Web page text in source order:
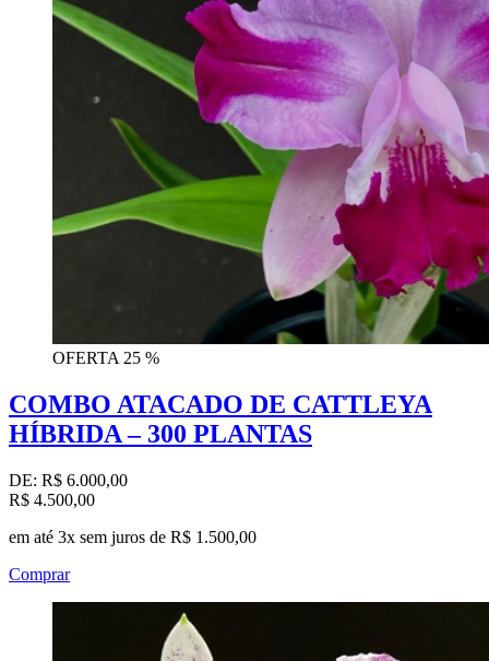
OFERTA 25 %
COMBO ATACADO DE CATTLEYA
HÍBRIDA – 300 PLANTAS
DE: R$ 6.000,00
R$ 4.500,00
em até 3x sem juros de R$ 1.500,00
Comprar